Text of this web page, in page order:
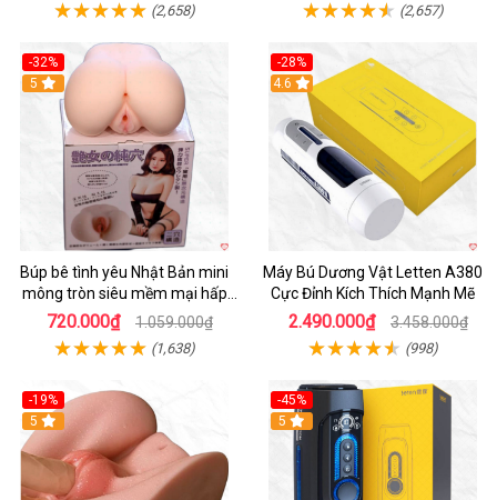
(2,658) (2,657)
-32%
Hot
5
Búp bê tình yêu Nhật Bản mini
mông tròn siêu mềm mại hấp
dẫn
720.000₫ 1.059.000₫
(1,638)
-28%
Hot
4.6
Máy Bú Dương Vật Letten A380
Cực Đỉnh Kích Thích Mạnh Mẽ
2.490.000₫ 3.458.000₫
(998)
-19%
Hot
5
-45%
Hot
5